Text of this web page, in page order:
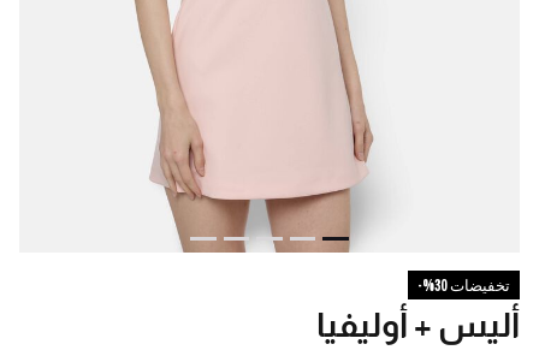
تخفيضات 30%-
أليس + أوليفيا